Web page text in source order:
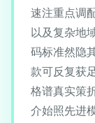
速注重点调
以及复杂地
码标准然隐
款可反复获
格谱真实策
介始照先进